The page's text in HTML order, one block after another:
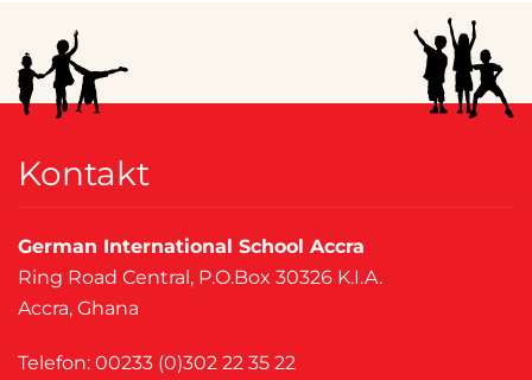
Kontakt
German International School Accra
Ring Road Central, P.O.Box 30326 K.I.A.
Accra, Ghana
Telefon: 00233 (0)302 22 35 22